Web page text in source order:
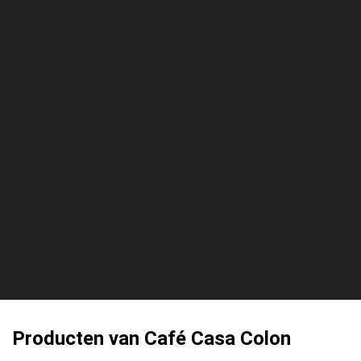
Producten van Café Casa Colon